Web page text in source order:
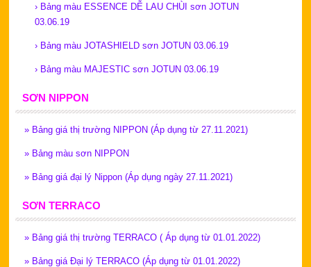
› Bảng màu ESSENCE DỄ LAU CHÙI sơn JOTUN
03.06.19
› Bảng màu JOTASHIELD sơn JOTUN 03.06.19
› Bảng màu MAJESTIC sơn JOTUN 03.06.19
SƠN NIPPON
» Bảng giá thị trường NIPPON (Áp dụng từ 27.11.2021)
» Bảng màu sơn NIPPON
» Bảng giá đại lý Nippon (Áp dụng ngày 27.11.2021)
SƠN TERRACO
» Bảng giá thị trường TERRACO ( Áp dụng từ 01.01.2022)
» Bảng giá Đại lý TERRACO (Áp dụng từ 01.01.2022)